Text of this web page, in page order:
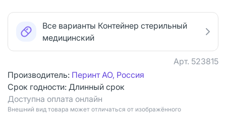
Все варианты Контейнер стерильный
медицинский
Арт. 523815
Производитель: Перинт АО, Россия
Срок годности: Длинный срок
Доступна оплата онлайн
Bнешний вид товара может отличаться от изображённого